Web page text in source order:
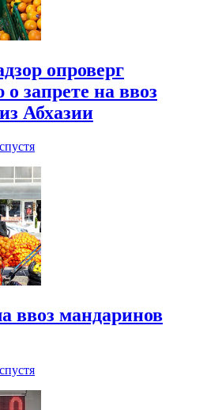
опроверг
запрете на ввоз
Абхазии
ввоз мандаринов